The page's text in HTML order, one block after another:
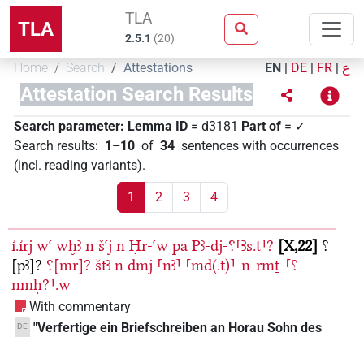
TLA TLA
2.5.1 (20)
Home Search Attestations EN | DE | FR | ع
Attestation Search Results
Search parameter: Lemma ID = d3181 Part of = ✓
Search results: 1–10 of 34 sentences with occurrences
(incl. reading variants).
1 2 3 4
ı͗.ı͗rj wꜥ wḫꜣ n šꜥj n Ḥr-ꜥw pa Pꜣ-dj-⸮⸢Ꜣs.t⸣? X,22 ⸮
[pꜣ]? ⸮[mr]? štꜣ n dmj ⸢nꜣ⸣ ⸢md(.t)⸣-n-rmṯ-⸢⸮
nmḥ?⸣.w
With commentary
DE "Verfertige ein Briefschreiben an Horau Sohn des